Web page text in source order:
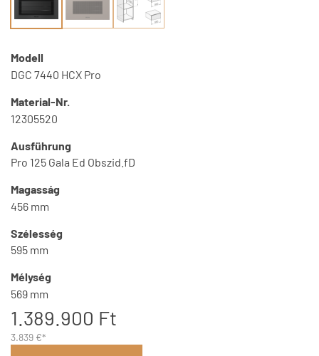
Modell
DGC 7440 HCX Pro
Material-Nr.
12305520
Ausführung
Pro 125 Gala Ed Obszid.fD
Magasság
456 mm
Szélesség
595 mm
Mélység
569 mm
1.389.900 Ft
3.839 €*